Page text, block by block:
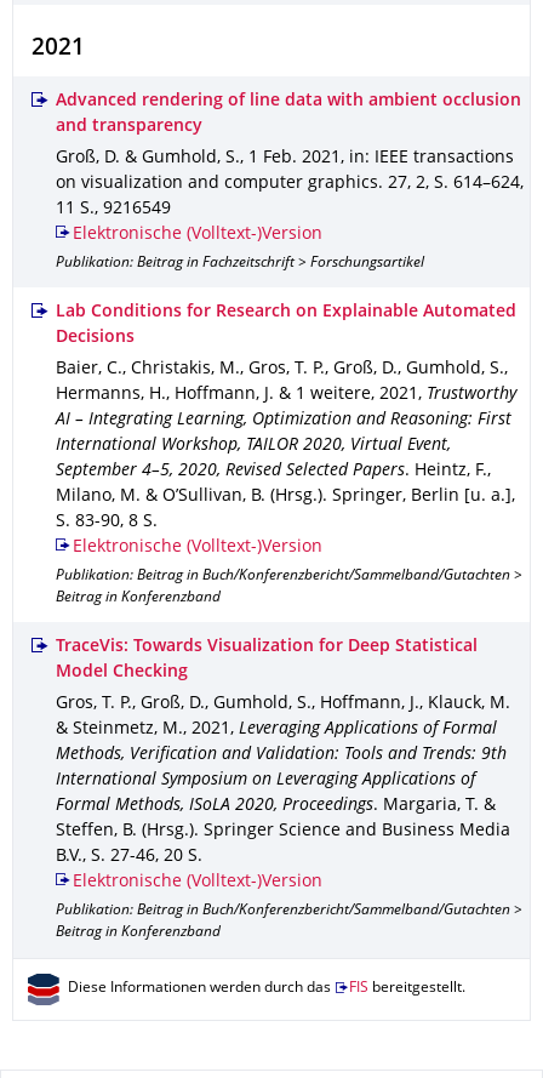
2021
Advanced rendering of line data with ambient occlusion
and transparency
Groß, D. & Gumhold, S., 1 Feb. 2021 , in: IEEE transactions
on visualization and computer graphics. 27, 2, S. 614–624,
11 S., 9216549
Elektronische (Volltext-)Version
Publikation: Beitrag in Fachzeitschrift > Forschungsartikel
Lab Conditions for Research on Explainable Automated
Decisions
Baier, C., Christakis, M., Gros, T. P., Groß, D., Gumhold, S.,
Hermanns, H., Hoffmann, J. & 1 weitere, 2021 , Trustworthy
AI – Integrating Learning, Optimization and Reasoning: First
International Workshop, TAILOR 2020, Virtual Event,
September 4–5, 2020, Revised Selected Papers. Heintz, F.,
Milano, M. & O’Sullivan, B. (Hrsg.). Springer, Berlin [u. a.] ,
S. 83-90, 8 S.
Elektronische (Volltext-)Version
Publikation: Beitrag in Buch/Konferenzbericht/Sammelband/Gutachten >
Beitrag in Konferenzband
TraceVis: Towards Visualization for Deep Statistical
Model Checking
Gros, T. P., Groß, D., Gumhold, S., Hoffmann, J., Klauck, M.
& Steinmetz, M., 2021 , Leveraging Applications of Formal
Methods, Verification and Validation: Tools and Trends: 9th
International Symposium on Leveraging Applications of
Formal Methods, ISoLA 2020, Proceedings. Margaria, T. &
Steffen, B. (Hrsg.). Springer Science and Business Media
B.V., S. 27-46, 20 S.
Elektronische (Volltext-)Version
Publikation: Beitrag in Buch/Konferenzbericht/Sammelband/Gutachten >
Beitrag in Konferenzband
Diese Informationen werden durch das FIS bereitgestellt.